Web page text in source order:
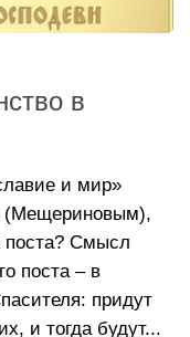
в
и мир»
(Мещериновым),
поста? Смысл
поста – в
придут
и тогда будут...